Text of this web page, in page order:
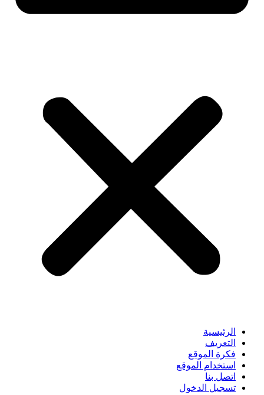
الرئيسية
التعريف
فكرة الموقع
استخدام الموقع
اتصل بنا
تسجيل الدخول